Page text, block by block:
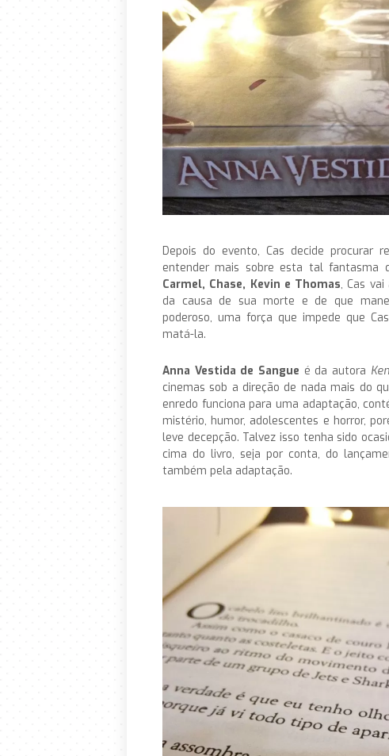
Depois do evento, Cas decide procurar
entender mais sobre esta tal fantasma
Carmel, Chase, Kevin e Thomas , Cas
da causa de sua morte e de que
poderoso, uma força que impede que
matá-la.
Anna Vestida de Sangue é da autora
cinemas sob a direção de nada mais do
enredo funciona para uma adaptação,
mistério, humor, adolescentes e horror,
leve decepção. Talvez isso tenha sido
cima do livro, seja por conta, do
também pela adaptação.